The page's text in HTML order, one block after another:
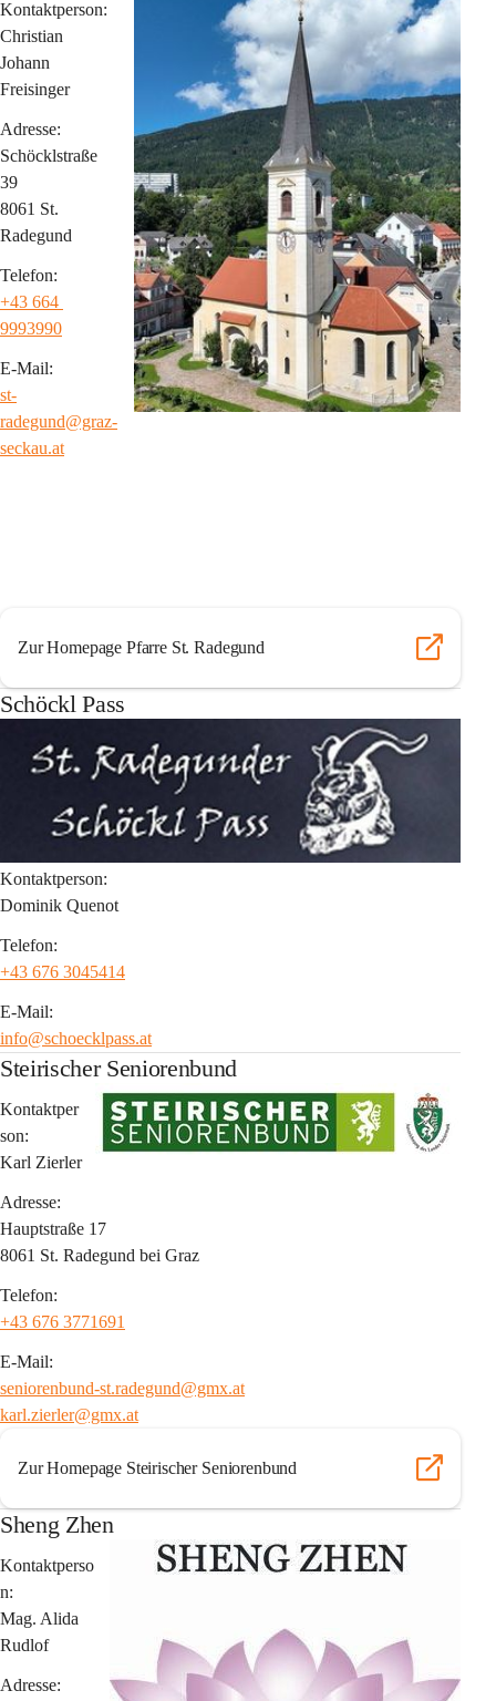
Kontaktperson:
Christian
Johann
Freisinger
Adresse:
Schöcklstraße
39
8061 St.
Radegund
Telefon:
+43 664
9993990
E-Mail:
st-
radegund@graz-
seckau.at
Zur Homepage Pfarre St. Radegund
Schöckl Pass
Kontaktperson:
Dominik Quenot
Telefon:
+43 676 3045414
E-Mail:
info@schoecklpass.at
Steirischer Seniorenbund
Kontaktper
son:
Karl Zierler
Adresse:
Hauptstraße 17
8061 St. Radegund bei Graz
Telefon:
+43 676 3771691
E-Mail:
seniorenbund-st.radegund@gmx.at
karl.zierler@gmx.at
Zur Homepage Steirischer Seniorenbund
Sheng Zhen
Kontaktperso
n:
Mag. Alida
Rudlof
Adresse: